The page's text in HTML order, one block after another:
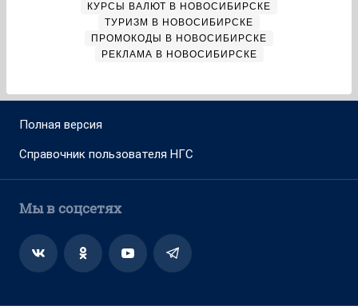
КУРСЫ ВАЛЮТ В НОВОСИБИРСКЕ
ТУРИЗМ В НОВОСИБИРСКЕ
ПРОМОКОДЫ В НОВОСИБИРСКЕ
РЕКЛАМА В НОВОСИБИРСКЕ
Полная версия
Справочник пользователя НГС
Мы в соцсетях